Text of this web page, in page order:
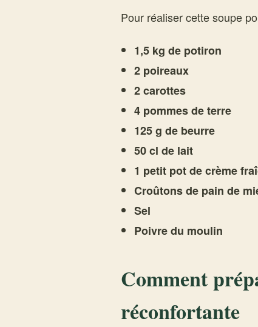
Pour réaliser cette soupe
1,5 kg de potiron
2 poireaux
2 carottes
4 pommes de terre
125 g de beurre
50 cl de lait
1 petit pot de crème
Croûtons de pain de
Sel
Poivre du moulin
Comment
réconfortante